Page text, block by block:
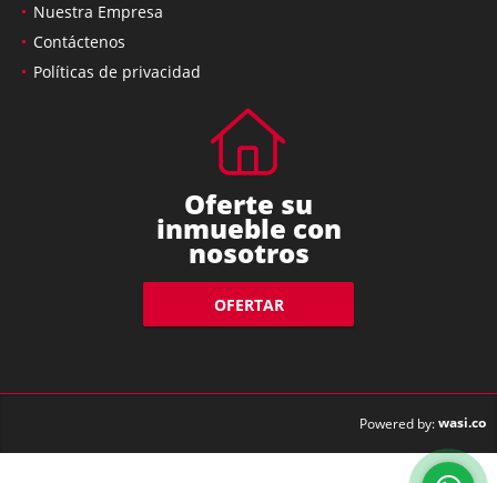
Nuestra Empresa
Contáctenos
Políticas de privacidad
Oferte su
inmueble con
nosotros
OFERTAR
Powered by:wasi.co